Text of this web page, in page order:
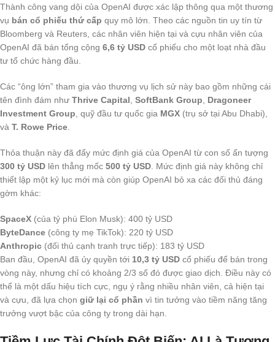
Thành công vang dội của OpenAI được xác lập thông qua một thương
vụ bán cổ phiếu thứ cấp quy mô lớn. Theo các nguồn tin uy tín từ
Bloomberg và Reuters, các nhân viên hiện tại và cựu nhân viên của
OpenAI đã bán tổng cộng 6,6 tỷ USD cổ phiếu cho một loạt nhà đầu
tư tổ chức hàng đầu.
Các “ông lớn” tham gia vào thương vụ lịch sử này bao gồm những cái
tên đình đám như Thrive Capital SoftBank Group
Dragoneer
Investment Group , quỹ đầu tư quốc gia MGX (trụ sở tại Abu Dhabi),
và T. Rowe Price
Thỏa thuận này đã đẩy mức định giá của OpenAI từ con số ấn tượng
300 tỷ USD lên thẳng mốc 500 tỷ USD . Mức định giá này không chỉ
thiết lập một kỷ lục mới mà còn giúp OpenAI bỏ xa các đối thủ đáng
gờm khác:
SpaceX (của tỷ phú Elon Musk): 400 tỷ USD
ByteDance (công ty mẹ TikTok): 220 tỷ USD
Anthropic (đối thủ cạnh tranh trực tiếp): 183 tỷ USD
Ban đầu, OpenAI đã ủy quyền tới 10,3 tỷ USD cổ phiếu để bán trong
vòng này, nhưng chỉ có khoảng 2/3 số đó được giao dịch. Điều này có
thể là một dấu hiệu tích cực, ngụ ý rằng nhiều nhân viên, cả hiện tại
và cựu, đã lựa chọn giữ lại cổ phần vì tin tưởng vào tiềm năng tăng
trưởng vượt bậc của công ty trong dài hạn.